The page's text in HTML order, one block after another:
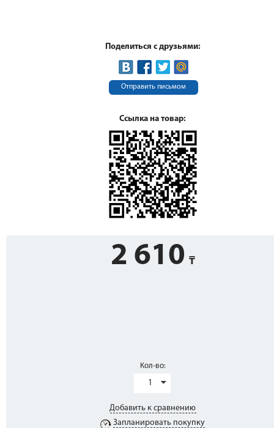
Поделиться с друзьями:
Отправить письмом
Ссылка на товар:
2 610
Кол-во:
1
Добавить к сравнению
Запланировать покупку